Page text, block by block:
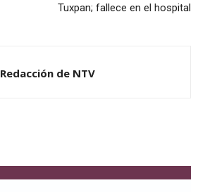
Tuxpan; fallece en el hospital
Redacción de NTV